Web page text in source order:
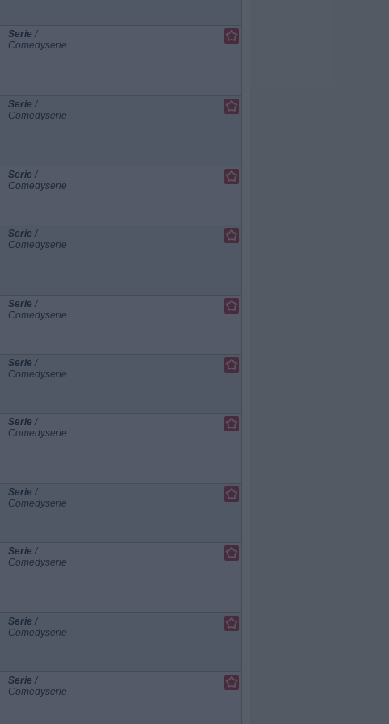
Serie /
Comedyserie
Serie /
Comedyserie
Serie /
Comedyserie
Serie /
Comedyserie
Serie /
Comedyserie
Serie /
Comedyserie
Serie /
Comedyserie
Serie /
Comedyserie
Serie /
Comedyserie
Serie /
Comedyserie
Serie /
Comedyserie